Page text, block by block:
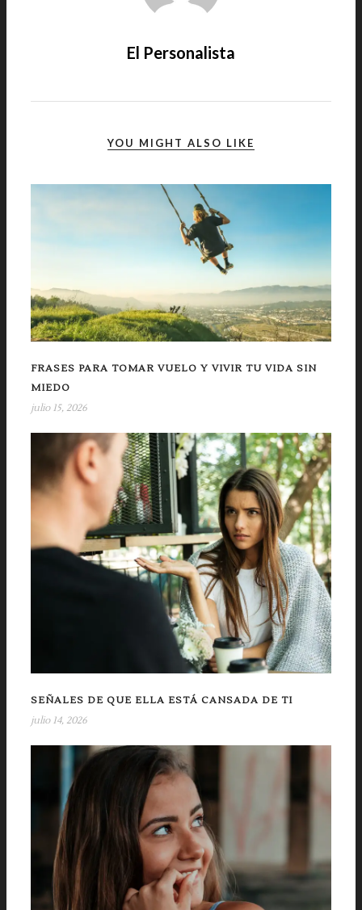
El Personalista
YOU MIGHT ALSO LIKE
FRASES PARA TOMAR VUELO Y VIVIR TU VIDA SIN
MIEDO
julio 15, 2026
SEÑALES DE QUE ELLA ESTÁ CANSADA DE TI
julio 14, 2026